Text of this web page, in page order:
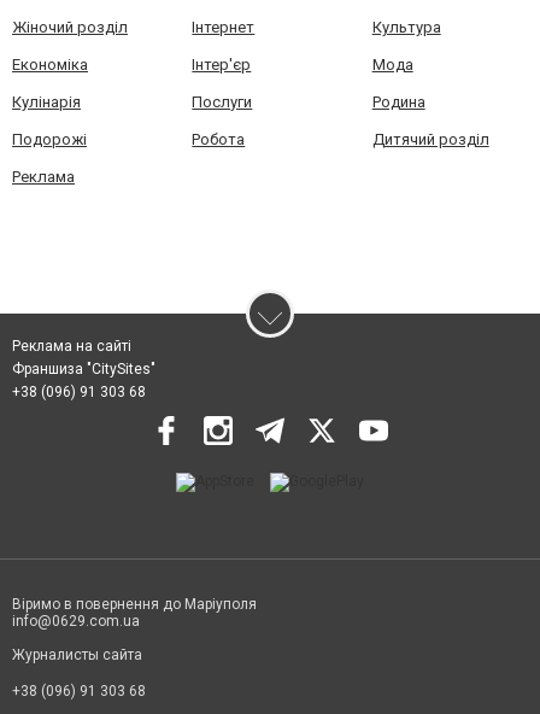
Жіночий розділ Інтернет Культура
Економіка Інтер'єр Мода
Кулінарія Послуги Родина
Подорожі Робота Дитячий розділ
Реклама
Реклама на сайті
Франшиза "CitySites"
+38 (096) 91 303 68
Віримо в повернення до Маріуполя
info@0629.com.ua
Журналисты сайта
+38 (096) 91 303 68